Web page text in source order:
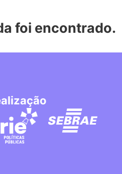
foi encontrado.